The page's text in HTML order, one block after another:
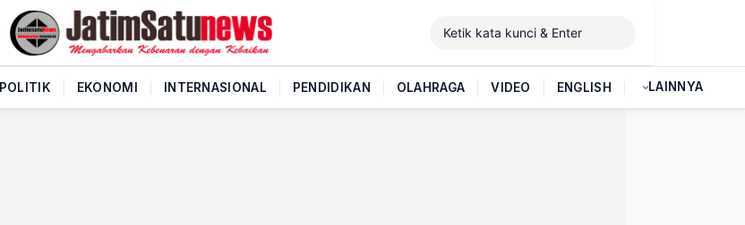
POLITIK EKONOMI INTERNASIONAL PENDIDIKAN OLAHRAGA VIDEO ENGLISH LAINNYA